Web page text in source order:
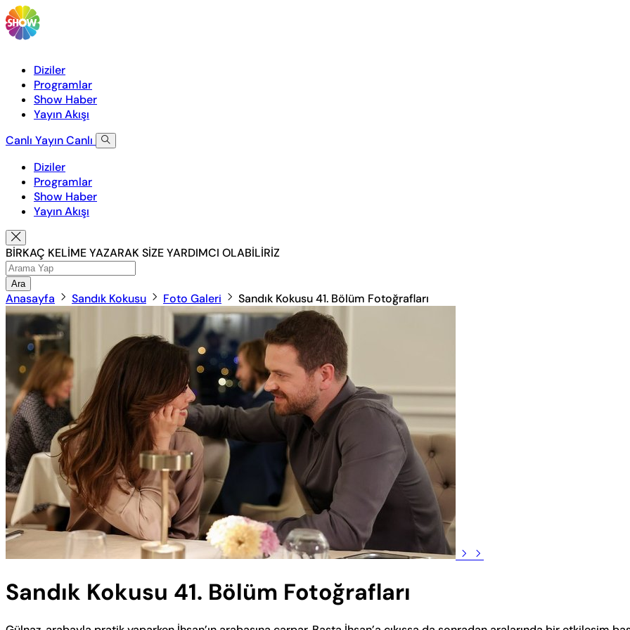
Diziler
Programlar
Show Haber
Yayın Akışı
Canlı YayınCanlı
Diziler
Programlar
Show Haber
Yayın Akışı
BİRKAÇ KELİME YAZARAK SİZE YARDIMCI OLABİLİRİZ
Ara
Anasayfa Sandık Kokusu Foto Galeri Sandık Kokusu 41. Bölüm Fotoğrafları
Sandık Kokusu 41. Bölüm Fotoğrafları